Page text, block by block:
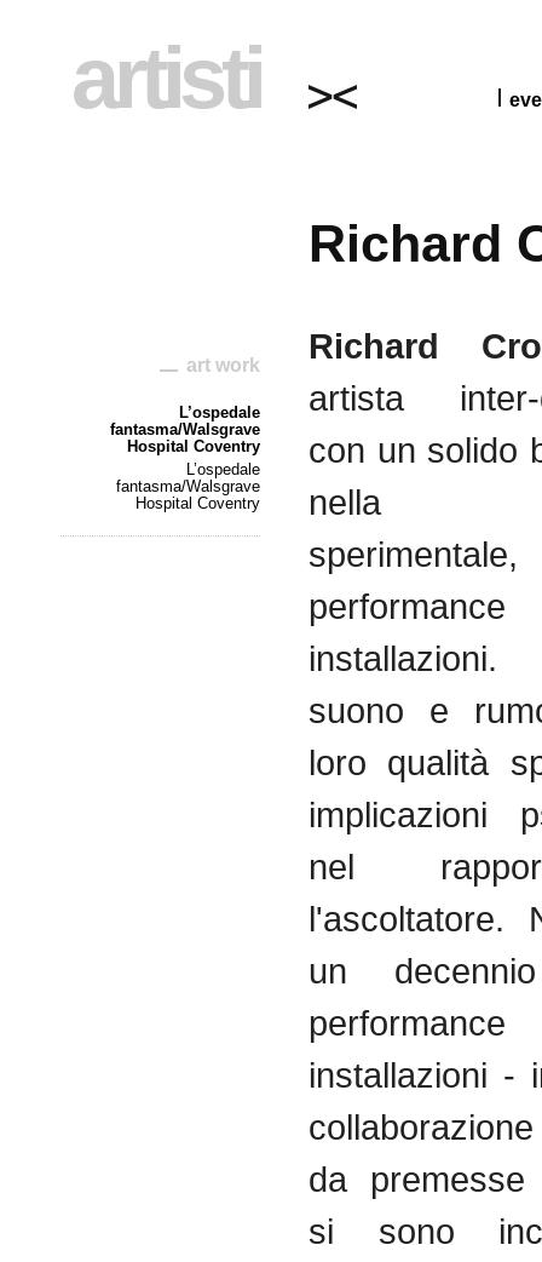
artisti
art work
L’ospedale
fantasma/Walsgrave
Hospital Coventry
L’ospedale
fantasma/Walsgrave
Hospital Coventry
Richard
Richard
artista
con un solido
nella
sperimentale
installazioni
suono e
loro qualità
implicazioni
nel
l'ascoltatore.
un decennio
installazioni -
collaborazione
da
premesse
si
sono